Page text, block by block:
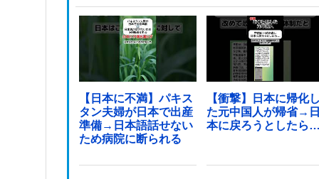
【日本に不満】パキス
タン夫婦が日本で出産
準備→日本語話せない
ため病院に断られる
【衝撃】日本に帰化
た元中国人が帰省→
本に戻ろうとしたら